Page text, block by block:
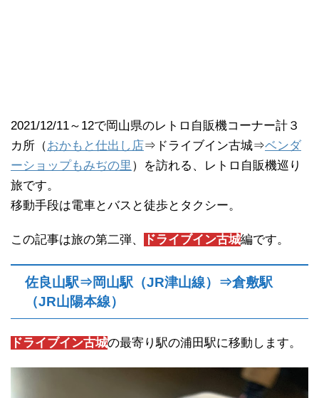
2021/12/11～12で岡山県のレトロ自販機コーナー計３
カ所（おかもと仕出し店⇒ドライブイン古城⇒ベンダ
ーショップもみぢの里 ）を訪れる、レトロ自販機巡り
旅です。
移動手段は電車とバスと徒歩とタクシー。
この記事は旅の第二弾、 ドライブイン古城編です。
佐良山駅⇒岡山駅（JR津山線）⇒倉敷駅
（JR山陽本線）
ドライブイン古城の最寄り駅の浦田駅に移動します。